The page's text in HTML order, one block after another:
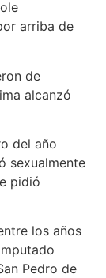
arriba de
de
alcanzó
del año
sexualmente
pidió
los años
Pedro de